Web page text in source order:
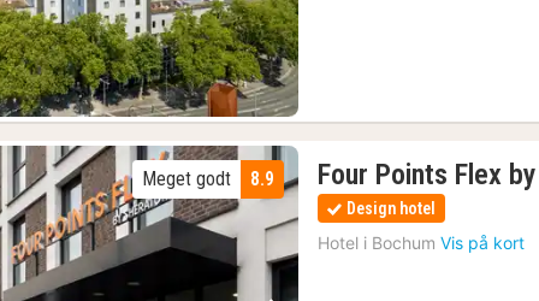
8.9
Meget godt Four Points Flex
Design hotel
Hotel i Bochum Vis på kort